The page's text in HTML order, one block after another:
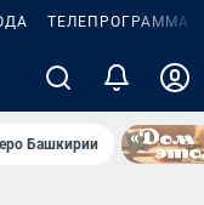
ТЕЛЕПРОГРАММА
Башкирии